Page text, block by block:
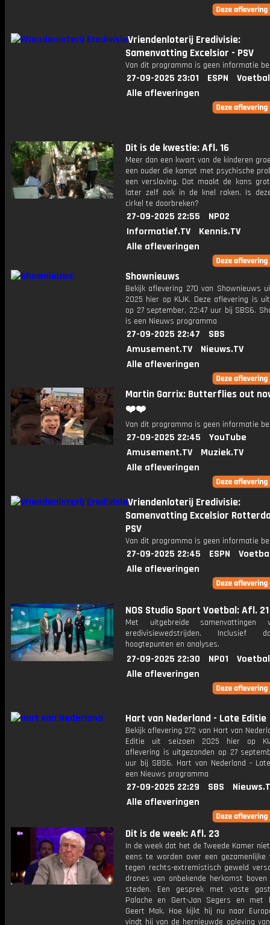
Vriendenloterij Eredivisie:
Samenvatting Excelsior - PSV
Van dit programma is geen informatie
27-09-2025 23:01 ESPN
Alle afleveringen
Dit is de kwestie: Afl. 16
Meer dan een kwart van de kinderen
een ouder die kampt met psychische
een verslaving. Dat maakt de kans
later zelf ook in de knel raken. Is
cirkel te doorbreken?
27-09-2025 22:55
NPO2
Informatief.TV
Kennis.TV
Alle afleveringen
Shownieuws
Bekijk aflevering 270 van Shownieuws
2025 hier op KIJK. Deze aflevering is
op 27 september, 22:47 uur bij SBS6.
is een Nieuws programma
27-09-2025 22:47
SBS
Amusement.TV
Nieuws.TV
Alle afleveringen
Martin Garrix: Butterflies out
❤️❤️
Van dit programma is geen informatie
27-09-2025 22:45
YouTube
Amusement.TV
Muziek.TV
Alle afleveringen
Vriendenloterij Eredivisie:
Samenvatting Excelsior
PSV
Van dit programma is geen informatie
27-09-2025 22:45 ESPN
Alle afleveringen
NOS Studio Sport Voetbal: Afl. 21
Met uitgebreide samenvattingen
eredivisiewedstrijden. Inclusief
hoogtepunten en analyses.
27-09-2025 22:30 NPO1
Alle afleveringen
Hart van Nederland - Late Editie
Bekijk aflevering 272 van Hart van
Editie uit seizoen 2025 hier op
aflevering is uitgezonden op 27
uur bij SBS6. Hart van Nederland -
een Nieuws programma
27-09-2025 22:29 SBS
Alle afleveringen
Dit is de week: Afl. 23
In de week dat het de Tweede Kamer
eens te worden over een gezamenlijke
tegen rechts-extremistisch geweld
drones van onbekende herkomst boven
steden. Een gesprek met vaste
Palache en Gert-Jan Segers en met
Geert Mak. Hoe kijkt hij nu naar
vindt hij van de hernieuwde opleving